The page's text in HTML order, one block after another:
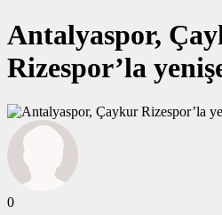
Antalyaspor,
Rizespor’la
0